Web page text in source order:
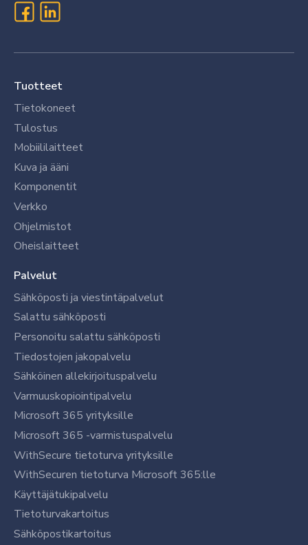
Tuotteet
Tietokoneet
Tulostus
Mobiililaitteet
Kuva ja ääni
Komponentit
Verkko
Ohjelmistot
Oheislaitteet
Palvelut
Sähköposti ja viestintäpalvelut
Salattu sähköposti
Personoitu salattu sähköposti
Tiedostojen jakopalvelu
Sähköinen allekirjoituspalvelu
Varmuuskopiointipalvelu
Microsoft 365 yrityksille
Microsoft 365 -varmistuspalvelu
WithSecure tietoturva yrityksille
WithSecuren tietoturva Microsoft 365:lle
Käyttäjätukipalvelu
Tietoturvakartoitus
Sähköpostikartoitus